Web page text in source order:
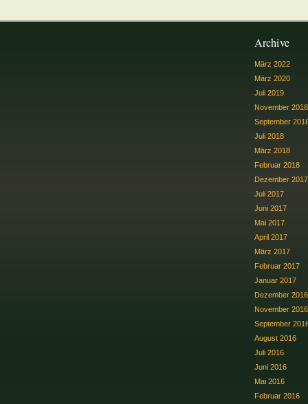
Archive
März 2022
März 2020
Juli 2019
November 2018
September
Juli 2018
März 2018
Februar 2018
Dezember 2017
Juli 2017
Juni 2017
Mai 2017
April 2017
März 2017
Februar 2017
Januar 2017
Dezember 2016
November 2016
September
August 2016
Juli 2016
Juni 2016
Mai 2016
Februar 2016